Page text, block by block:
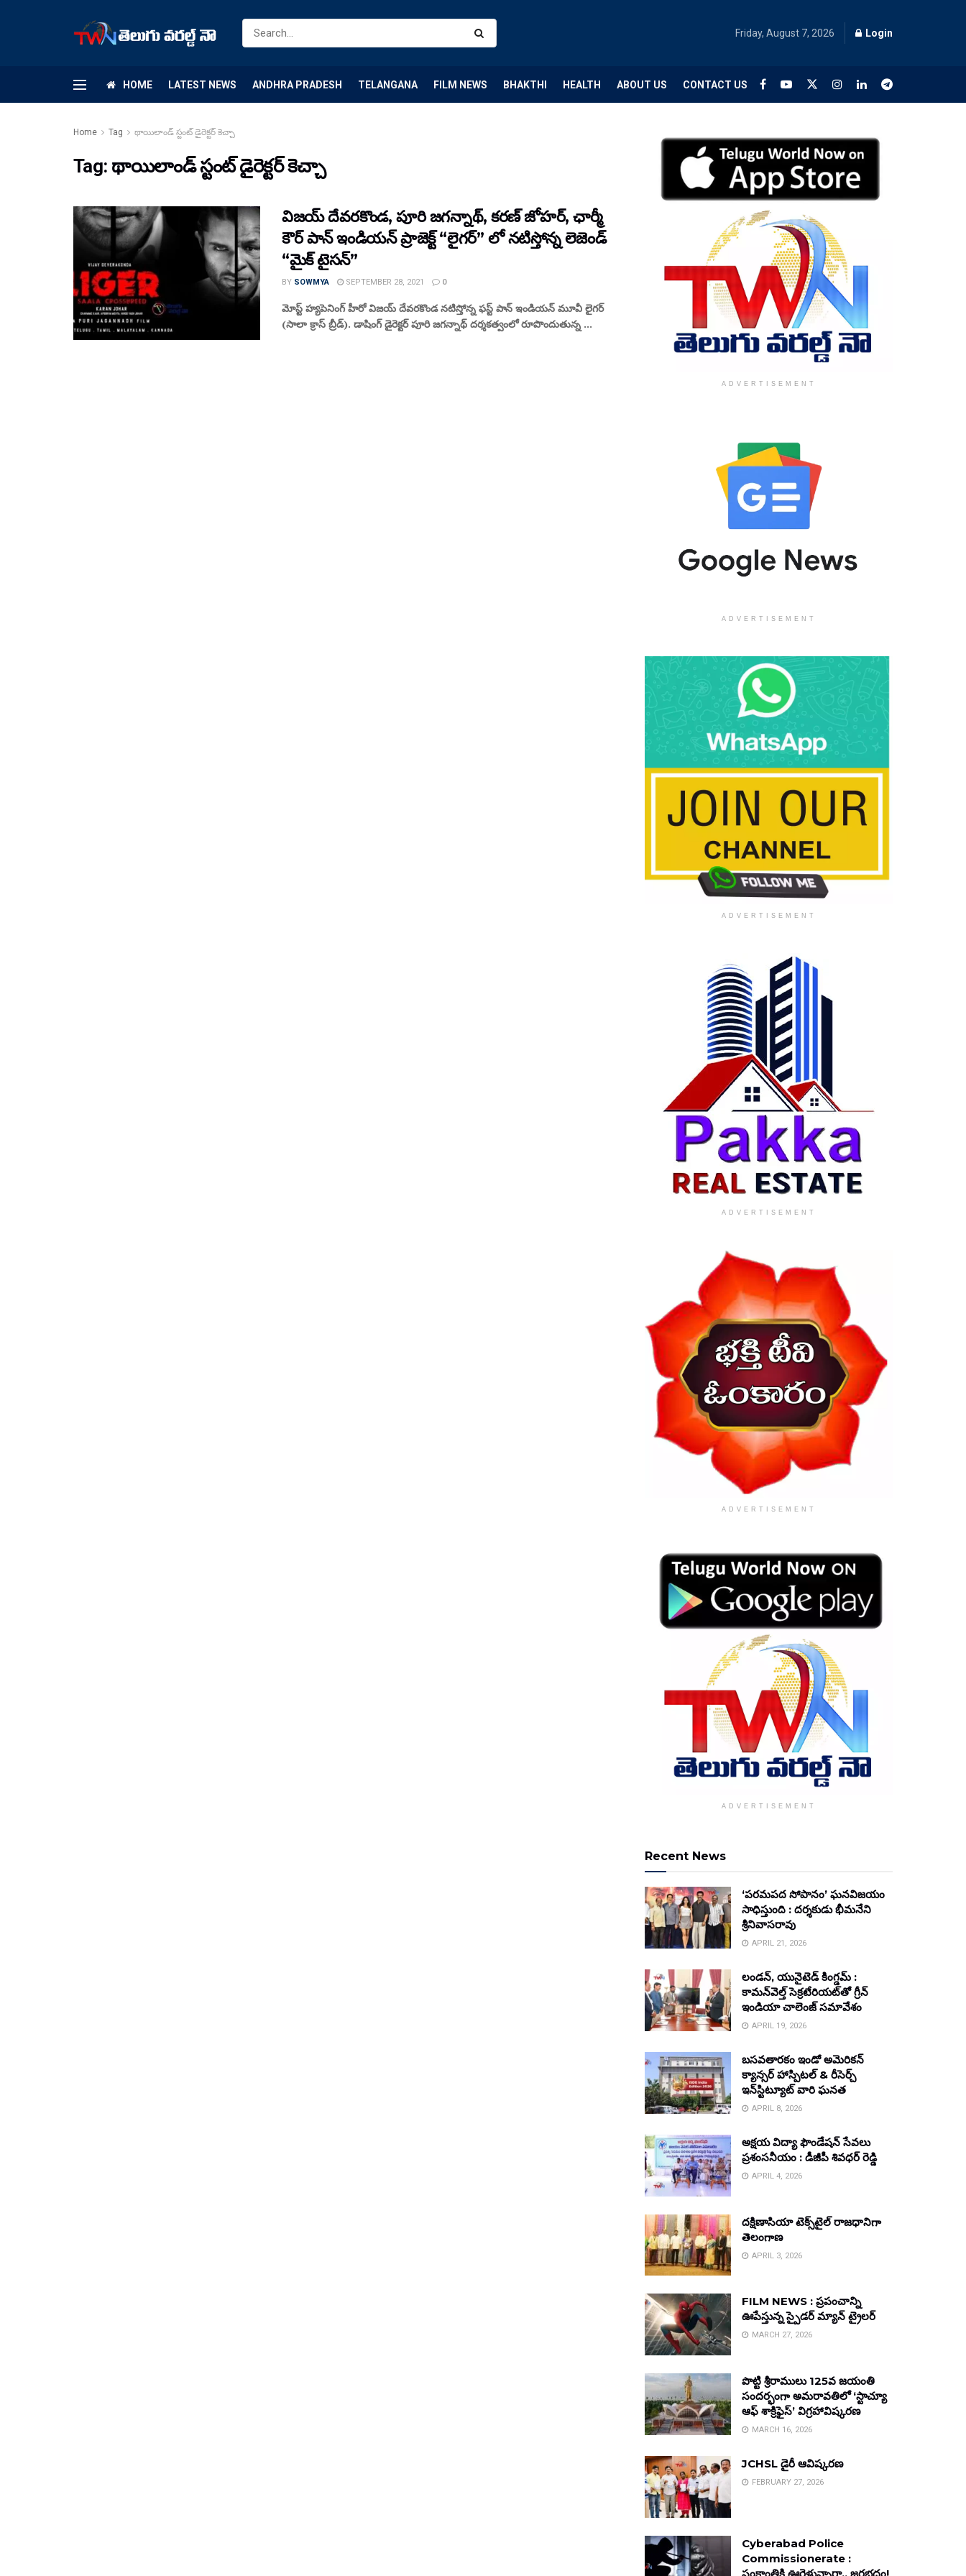
Friday, August 7, 2026 Login
HOME LATEST NEWS ANDHRA PRADESH TELANGANA FILM NEWS BHAKTHI HEALTH ABOUT US CONTACT US
Home Tag థాయిలాండ్ స్టంట్ డైరెక్టర్ కెచ్చా
Tag: థాయిలాండ్ స్టంట్ డైరెక్టర్ కెచ్చా
విజయ్ దేవరకొండ, పూరి జగన్నాథ్, కరణ్ జోహర్, ఛార్మీ
కౌర్ పాన్ ఇండియన్ ప్రాజెక్ట్ “లైగర్‌” లో నటిస్తోన్న లెజెండ్
“మైక్ టైసన్”
BY SOWMYA SEPTEMBER 28, 2021 0
మోస్ట్ హ్యపెనింగ్ హీరో విజయ్ దేవరకొండ నటిస్తోన్న ఫస్ట్ పాన్ ఇండియన్ మూవీ లైగర్
(సాలా క్రాస్ బ్రీడ్). డాషింగ్ డైరెక్టర్ పూరి జగన్నాథ్ దర్శకత్వంలో రూపొందుతున్న ...
ADVERTISEMENT
ADVERTISEMENT
ADVERTISEMENT
ADVERTISEMENT
ADVERTISEMENT
ADVERTISEMENT
Recent News
‘పరమపద సోపానం’ ఘనవిజయం
సాధిస్తుంది : దర్శకుడు భీమనేని
శ్రీనివాసరావు
APRIL 21, 2026
లండన్, యునైటెడ్ కింగ్డమ్ :
కామన్‌వెల్త్ సెక్రటేరియట్‌తో గ్రీన్
ఇండియా చాలెంజ్ సమావేశం
APRIL 19, 2026
బసవతారకం ఇండో అమెరికన్
క్యాన్సర్ హాస్పిటల్ & రీసెర్చ్
ఇన్‌స్టిట్యూట్ వారి ఘనత
APRIL 8, 2026
అక్షయ విద్యా ఫౌండేషన్ సేవలు
ప్రశంసనీయం : డీజీపీ శివధర్ రెడ్డి
APRIL 4, 2026
దక్షిణాసియా టెక్స్‌టైల్ రాజధానిగా
తెలంగాణ
APRIL 3, 2026
FILM NEWS : ప్రపంచాన్ని
ఊపేస్తున్న స్పైడర్ మ్యాన్ ట్రైలర్
MARCH 27, 2026
పొట్టి శ్రీరాములు 125వ జయంతి
సందర్భంగా అమరావతిలో ‘స్టాచ్యూ
ఆఫ్ శాక్రిఫైస్’ విగ్రహావిష్కరణ
MARCH 16, 2026
JCHSL డైరీ ఆవిష్కరణ
FEBRUARY 27, 2026
Cyberabad Police
Commissionerate :